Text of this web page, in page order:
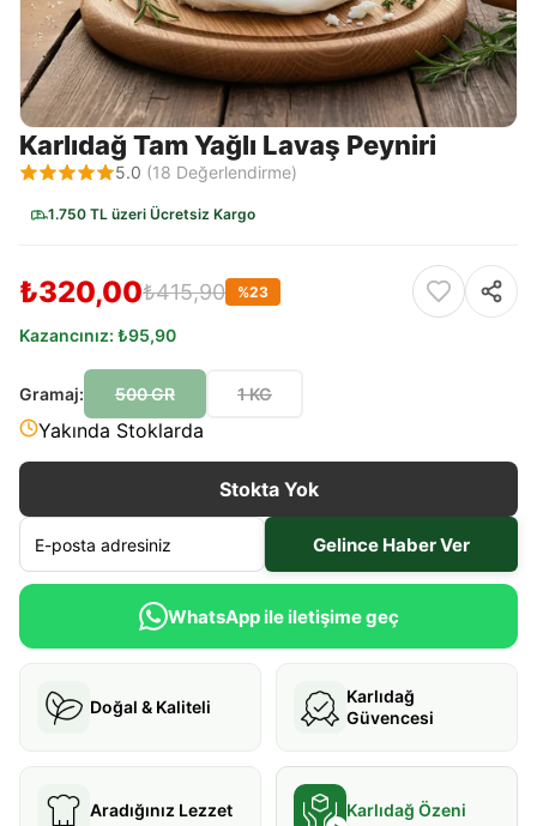
Karlıdağ Tam Yağlı Lavaş Peyniri
5.0 (18 Değerlendirme)
1.750 TL üzeri Ücretsiz Kargo
₺320,00₺415,90 %23
Kazancınız: ₺95,90
Gramaj: 500 GR 1 KG
Yakında Stoklarda
Stokta Yok
Gelince Haber Ver
WhatsApp ile iletişime geç
Doğal & Kaliteli
Karlıdağ
Güvencesi
Aradığınız Lezzet Karlıdağ Özeni